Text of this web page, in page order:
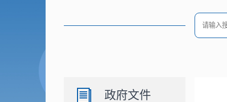
政府文件